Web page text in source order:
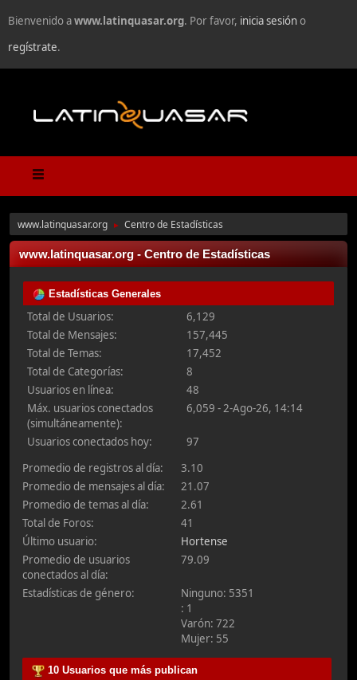
Bienvenido awww.latinquasar.org. Por favor, inicia sesióno
regístrate.
www.latinquasar.org ► Centro de Estadísticas
www.latinquasar.org - Centro de Estadísticas
Estadísticas Generales
Total de Usuarios:
6,129
Total de Mensajes:
157,445
Total de Temas:
17,452
Total de Categorías:
8
Usuarios en línea:
48
Máx. usuarios conectados
(simultáneamente):
6,059 - 2-Ago-26, 14:14
Usuarios conectados hoy:
97
Promedio de registros al día:
3.10
Promedio de mensajes al día:
21.07
Promedio de temas al día:
2.61
Total de Foros:
41
Último usuario:
Hortense
Promedio de usuarios
conectados al día:
79.09
Estadísticas de género:
Ninguno: 5351
: 1
Varón: 722
Mujer: 55
10 Usuarios que más publican